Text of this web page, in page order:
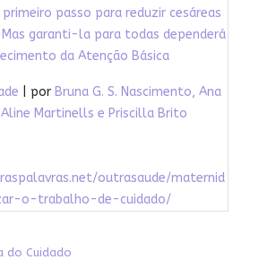
passo para reduzir cesáreas
Mas garanti-la para todas dependerá
da Atenção Básica
| por Bruna G. S. Nascimento, Ana
Aline Martinells e Priscilla Brito
outrasaude/maternid
o-trabalho-de-cuidado/
do Cuidado